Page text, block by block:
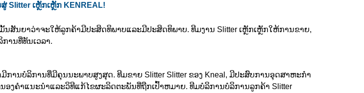
Slitter ເຫຼັກເຫຼັກ KENREAL!
ສັນຍາວ່າຈະໃຫ້ລູກຄ້າມີປະສິດທິພາບແລະມີປະສິດທິພາບ. ທີມງານ Slitter ເຫຼັກເຫຼັກໃຫ້ການຂາຍ,
ານທີ່ທັນເວລາ.
ານບໍລິການທີ່ມີຄຸນນະພາບສູງສຸດ. ທີມຂາຍ Slitter Slitter ຂອງ Kneal, ມີປະສົບການອຸດສາຫະກໍາ
ງຄໍາແນະນໍາແລະວິທີແກ້ໄຂຜະລິດຕະພັນທີ່ຖືກເປົ້າຫມາຍ. ທີມບໍລິການບໍລິການລູກຄ້າ Slitter